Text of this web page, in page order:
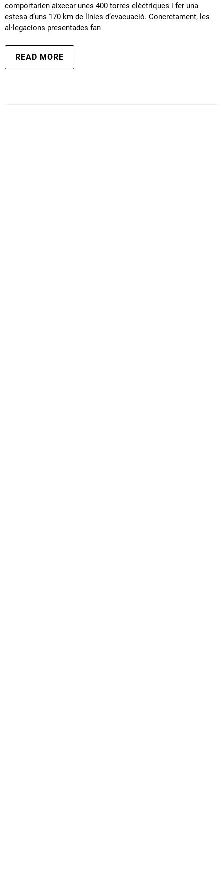
comportarien aixecar unes 400 torres elèctriques i fer una
estesa d’uns 170 km de línies d’evacuació. Concretament, les
al·legacions presentades fan
READ MORE